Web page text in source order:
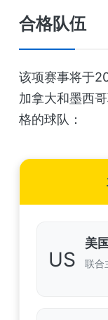
合格队伍
该项赛事将于
加拿大和墨西
格的球队：
US
美
联合